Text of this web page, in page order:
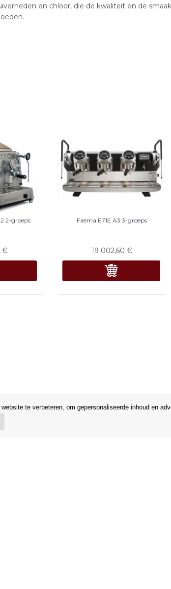
te verbeteren, om gepersonaliseerde inhoud en
en chloor, die de kwaliteit en de
2-groeps
€
Faema E71E A3 3-groeps
19 002,60 €